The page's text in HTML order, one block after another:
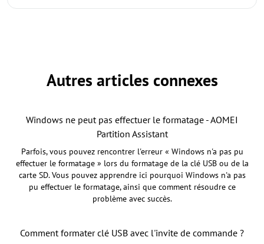
Autres articles connexes
Windows ne peut pas effectuer le formatage - AOMEI
Partition Assistant
Parfois, vous pouvez rencontrer l'erreur « Windows n'a pas pu
effectuer le formatage » lors du formatage de la clé USB ou de la
carte SD. Vous pouvez apprendre ici pourquoi Windows n'a pas
pu effectuer le formatage, ainsi que comment résoudre ce
problème avec succès.
Comment formater clé USB avec l'invite de commande ?